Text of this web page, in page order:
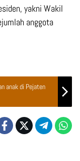
yakni Wakil
anggota
anak di Pejaten